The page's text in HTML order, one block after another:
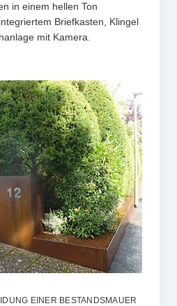
in einem hellen Ton
Briefkasten, Klingel
mit Kamera.
EINER BESTANDSMAUER